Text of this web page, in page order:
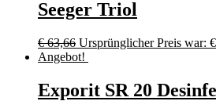
Seeger Triol
€63,66 Ursprünglicher Preis war:
Angebot!
Exporit SR 20